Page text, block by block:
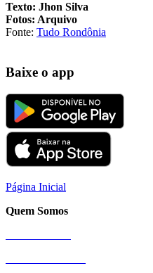
Texto: Jhon Silva
Fotos: Arquivo
Fonte: Tudo Rondônia
Baixe o app
Página Inicial
Quem Somos